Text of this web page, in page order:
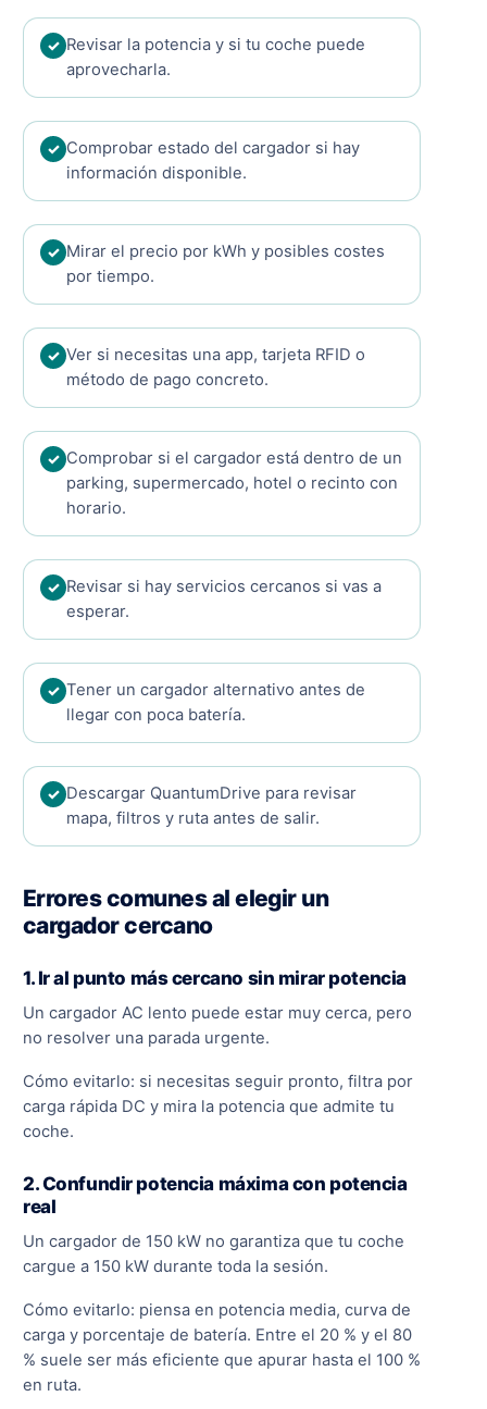
Revisar la potencia y si tu coche puede
aprovecharla.
Comprobar estado del cargador si hay
información disponible.
Mirar el precio por kWh y posibles costes
por tiempo.
Ver si necesitas una app, tarjeta RFID o
método de pago concreto.
Comprobar si el cargador está dentro de un
parking, supermercado, hotel o recinto con
horario.
Revisar si hay servicios cercanos si vas a
esperar.
Tener un cargador alternativo antes de
llegar con poca batería.
Descargar QuantumDrive para revisar
mapa, filtros y ruta antes de salir.
Errores comunes al elegir un
cargador cercano
1. Ir al punto más cercano sin mirar potencia
Un cargador AC lento puede estar muy cerca, pero
no resolver una parada urgente.
Cómo evitarlo: si necesitas seguir pronto, filtra por
carga rápida DC y mira la potencia que admite tu
coche.
2. Confundir potencia máxima con potencia
real
Un cargador de 150 kW no garantiza que tu coche
cargue a 150 kW durante toda la sesión.
Cómo evitarlo: piensa en potencia media, curva de
carga y porcentaje de batería. Entre el 20 % y el 80
% suele ser más eficiente que apurar hasta el 100 %
en ruta.